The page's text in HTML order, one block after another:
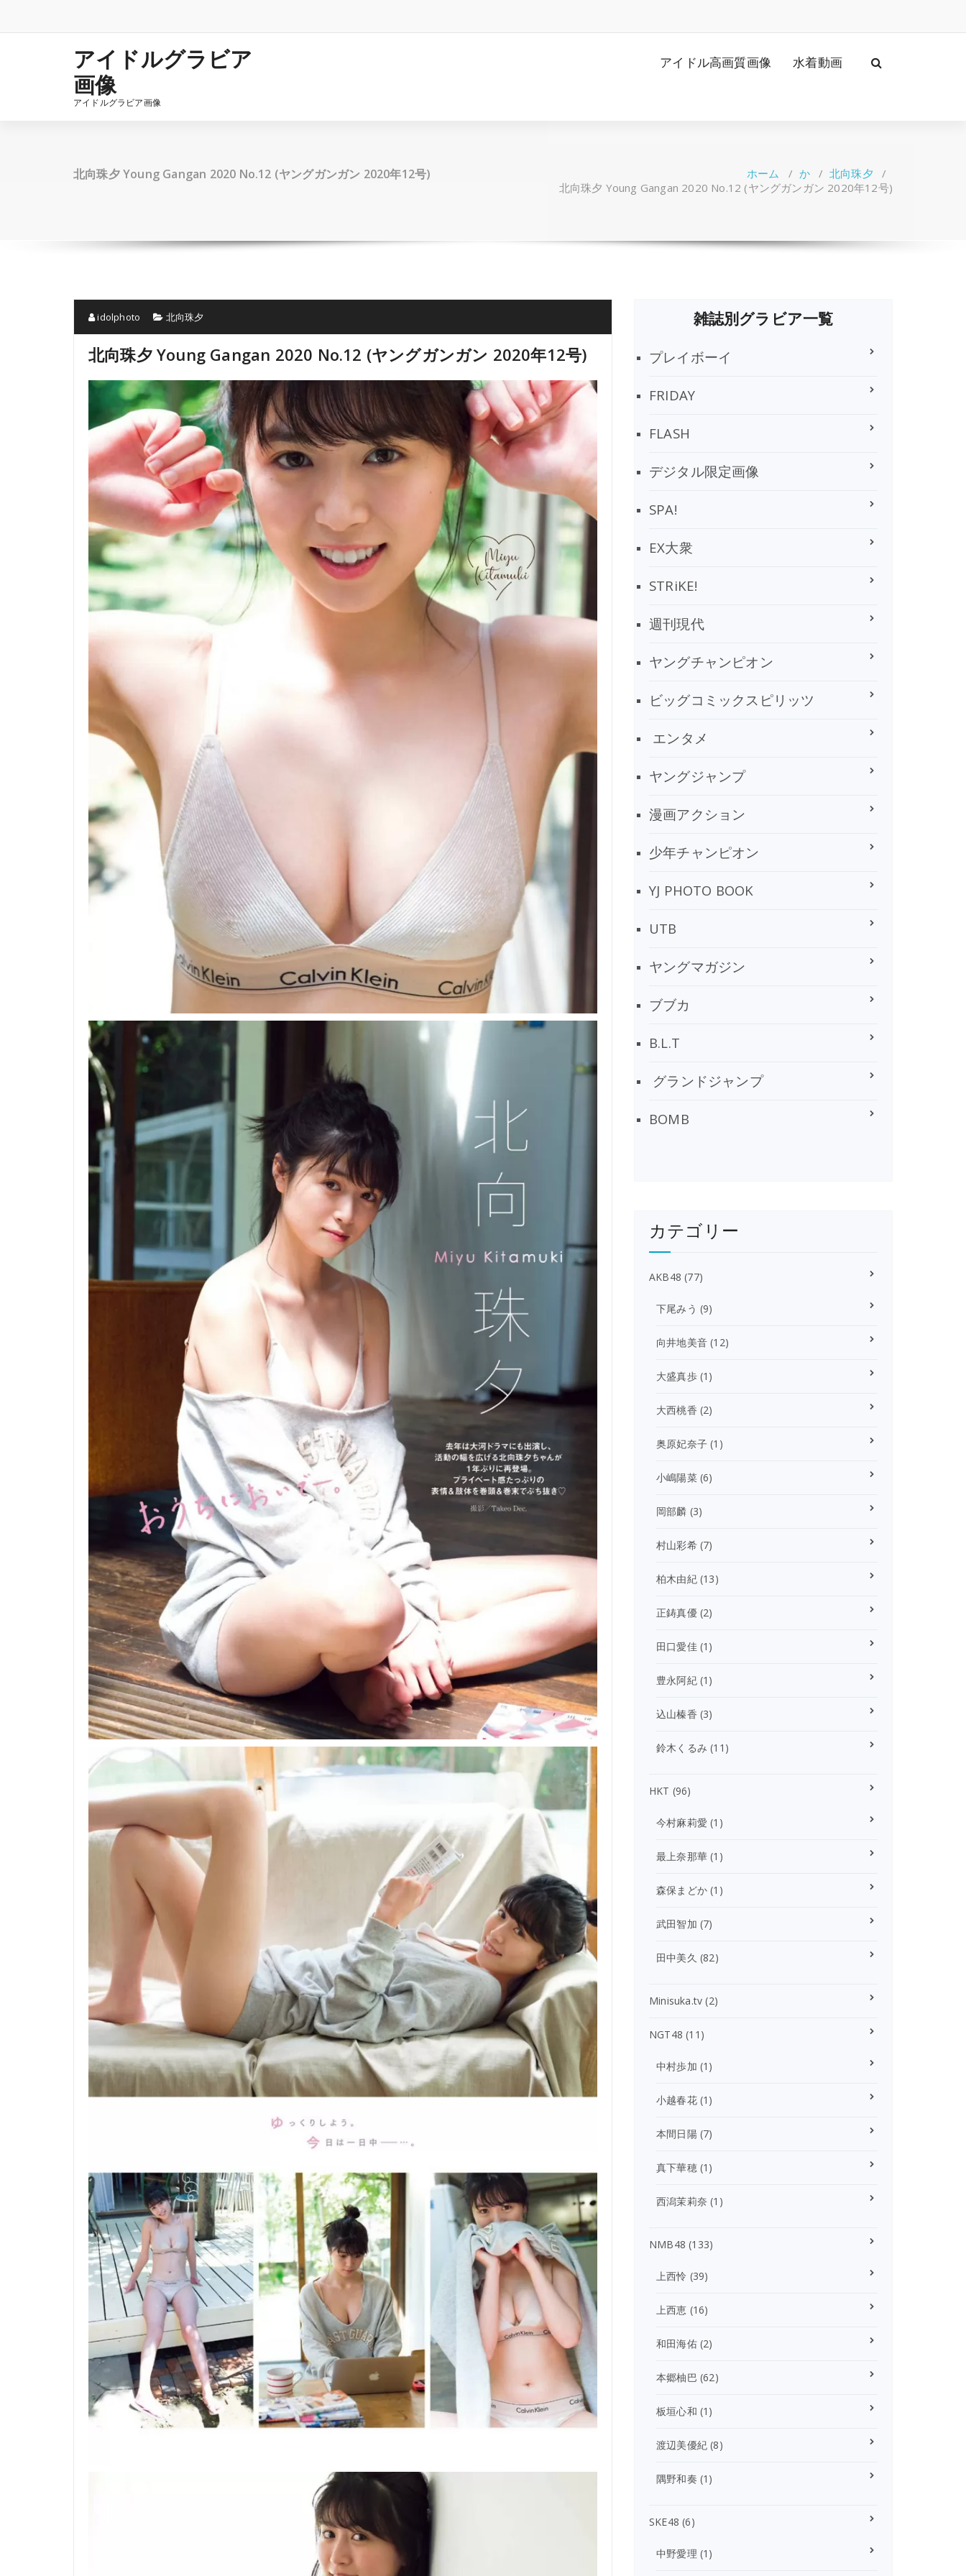
テ
アイドルグラビア
画像
アイドルグラビア画像
アイドル高画質画像 水着動画
北向珠夕 Young Gangan 2020 No.12 (ヤングガンガン 2020年12号) ホーム / か/ 北向珠夕 /
北向珠夕 Young Gangan 2020 No.12 (ヤングガンガン 2020年12号)
idolphoto 北向珠夕
北向珠夕 Young Gangan 2020 No.12 (ヤングガンガン 2020年12号)
雑誌別グラビア一覧
プレイボーイ
FRIDAY
FLASH
デジタル限定画像
SPA!
EX大衆
STRiKE!
週刊現代
ヤングチャンピオン
ビッグコミックスピリッツ
エンタメ
ヤングジャンプ
漫画アクション
少年チャンピオン
YJ PHOTO BOOK
UTB
ヤングマガジン
ブブカ
B.L.T
グランドジャンプ
BOMB
カテゴリー
AKB48 (77)
下尾みう (9)
向井地美音 (12)
大盛真歩(1)
大西桃香 (2)
奥原妃奈子 (1)
小嶋陽菜(6)
岡部麟 (3)
村山彩希(7)
柏木由紀(13)
正鋳真優(2)
田口愛佳(1)
豊永阿紀(1)
込山榛香 (3)
鈴木くるみ (11)
HKT (96)
今村麻莉愛 (1)
最上奈那華 (1)
森保まどか (1)
武田智加 (7)
田中美久 (82)
Minisuka.tv (2)
NGT48 (11)
中村歩加 (1)
小越春花(1)
本間日陽(7)
真下華穂(1)
西潟茉莉奈 (1)
NMB48 (133)
上西怜 (39)
上西恵 (16)
和田海佑(2)
本郷柚巴 (62)
板垣心和 (1)
渡辺美優紀 (8)
隅野和奏 (1)
SKE48 (6)
中野愛理 (1)